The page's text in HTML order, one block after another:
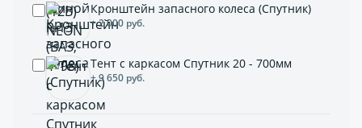
Кронштейн запасного колеса (Спутник)
+ 2 000 руб.
Тент с каркасом Спутник 20 - 700мм
+ 9 650 руб.